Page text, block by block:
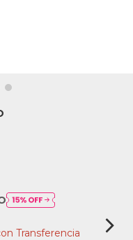
Transferencia